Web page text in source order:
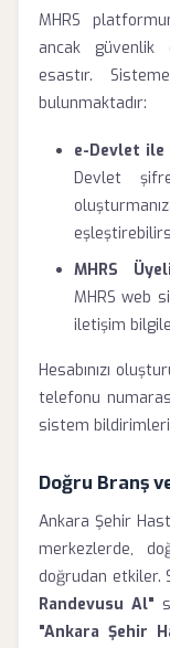
MHRS
ancak güvenlik
esastır.
bulunmaktadır:
e-Devlet ile
Devlet
MHRS
MHRS web
iletişim
Hesabınızı
telefonu
sistem
Doğru Branş
Ankara Şehir
merkezlerde,
doğrudan etkiler.
Randevusu Al"
"Ankara Şehir